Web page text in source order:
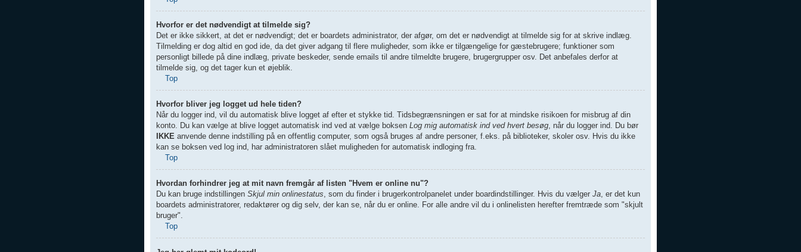
Hvorfor er det nødvendigt at tilmelde sig?
Det er ikke sikkert, at det er nødvendigt; det er boardets administrator, der afgør, om det er nødvendigt at tilmelde sig for at skrive indlæg.
Tilmelding er dog altid en god ide, da det giver adgang til flere muligheder, som ikke er tilgængelige for gæstebrugere; funktioner som
personligt billede på dine indlæg, private beskeder, sende emails til andre tilmeldte brugere, brugergrupper osv. Det anbefales derfor at
tilmelde sig, og det tager kun et øjeblik.
Top
Hvorfor bliver jeg logget ud hele tiden?
Når du logger ind, vil du automatisk blive logget af efter et stykke tid. Tidsbegrænsningen er sat for at mindske risikoen for misbrug af din
konto. Du kan vælge at blive logget automatisk ind ved at vælge boksen Log mig automatisk ind ved hvert besøg, når du logger ind. Du bør
IKKE anvende denne indstilling på en offentlig computer, som også bruges af andre personer, f.eks. på biblioteker, skoler osv. Hvis du ikke
kan se boksen ved log ind, har administratoren slået muligheden for automatisk indloging fra.
Top
Hvordan forhindrer jeg at mit navn fremgår af listen "Hvem er online nu"?
Du kan bruge indstillingen Skjul min onlinestatus, som du finder i brugerkontrolpanelet under boardindstillinger. Hvis du vælger Ja, er det kun
boardets administratorer, redaktører og dig selv, der kan se, når du er online. For alle andre vil du i onlinelisten herefter fremtræde som "skjult
bruger".
Top